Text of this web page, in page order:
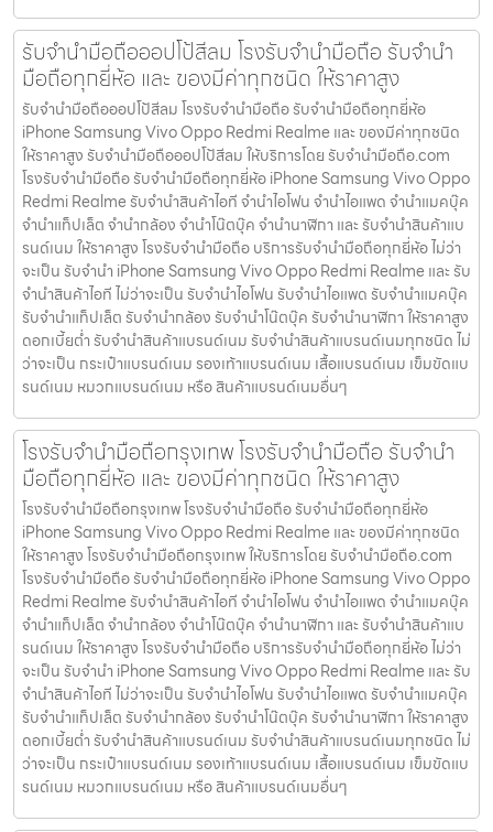
รับจำนำมือถือออปโป้สีลม โรงรับจำนำมือถือ รับจำนำ
มือถือทุกยี่ห้อ และ ของมีค่าทุกชนิด ให้ราคาสูง
รับจำนำมือถือออปโป้สีลม โรงรับจำนำมือถือ รับจำนำมือถือทุกยี่ห้อ
iPhone Samsung Vivo Oppo Redmi Realme และ ของมีค่าทุกชนิด
ให้ราคาสูง รับจำนำมือถือออปโป้สีลม ให้บริการโดย รับจํานํามือถือ.com
โรงรับจำนำมือถือ รับจำนำมือถือทุกยี่ห้อ iPhone Samsung Vivo Oppo
Redmi Realme รับจำนำสินค้าไอที จำนำไอโฟน จำนำไอแพด จำนำแมคบุ๊ค
จำนำแท็ปเล็ต จำนำกล้อง จำนำโน๊ตบุ๊ค จำนำนาฬิกา และ รับจำนำสินค้าแบ
รนด์เนม ให้ราคาสูง โรงรับจำนำมือถือ บริการรับจำนำมือถือทุกยี่ห้อ ไม่ว่า
จะเป็น รับจำนำ iPhone Samsung Vivo Oppo Redmi Realme และ รับ
จำนำสินค้าไอที ไม่ว่าจะเป็น รับจำนำไอโฟน รับจำนำไอแพด รับจำนำแมคบุ๊ค
รับจำนำแท็ปเล็ต รับจำนำกล้อง รับจำนำโน๊ตบุ๊ค รับจำนำนาฬิกา ให้ราคาสูง
ดอกเบี้ยต่ำ รับจำนำสินค้าแบรนด์เนม รับจำนำสินค้าแบรนด์เนมทุกชนิด ไม่
ว่าจะเป็น กระเป๋าแบรนด์เนม รองเท้าแบรนด์เนม เสื้อแบรนด์เนม เข็มขัดแบ
รนด์เนม หมวกแบรนด์เนม หรือ สินค้าแบรนด์เนมอื่นๆ
โรงรับจำนำมือถือกรุงเทพ โรงรับจำนำมือถือ รับจำนำ
มือถือทุกยี่ห้อ และ ของมีค่าทุกชนิด ให้ราคาสูง
โรงรับจำนำมือถือกรุงเทพ โรงรับจำนำมือถือ รับจำนำมือถือทุกยี่ห้อ
iPhone Samsung Vivo Oppo Redmi Realme และ ของมีค่าทุกชนิด
ให้ราคาสูง โรงรับจำนำมือถือกรุงเทพ ให้บริการโดย รับจํานํามือถือ.com
โรงรับจำนำมือถือ รับจำนำมือถือทุกยี่ห้อ iPhone Samsung Vivo Oppo
Redmi Realme รับจำนำสินค้าไอที จำนำไอโฟน จำนำไอแพด จำนำแมคบุ๊ค
จำนำแท็ปเล็ต จำนำกล้อง จำนำโน๊ตบุ๊ค จำนำนาฬิกา และ รับจำนำสินค้าแบ
รนด์เนม ให้ราคาสูง โรงรับจำนำมือถือ บริการรับจำนำมือถือทุกยี่ห้อ ไม่ว่า
จะเป็น รับจำนำ iPhone Samsung Vivo Oppo Redmi Realme และ รับ
จำนำสินค้าไอที ไม่ว่าจะเป็น รับจำนำไอโฟน รับจำนำไอแพด รับจำนำแมคบุ๊ค
รับจำนำแท็ปเล็ต รับจำนำกล้อง รับจำนำโน๊ตบุ๊ค รับจำนำนาฬิกา ให้ราคาสูง
ดอกเบี้ยต่ำ รับจำนำสินค้าแบรนด์เนม รับจำนำสินค้าแบรนด์เนมทุกชนิด ไม่
ว่าจะเป็น กระเป๋าแบรนด์เนม รองเท้าแบรนด์เนม เสื้อแบรนด์เนม เข็มขัดแบ
รนด์เนม หมวกแบรนด์เนม หรือ สินค้าแบรนด์เนมอื่นๆ